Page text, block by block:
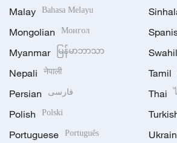
Malay Bahasa Melayu
Mongolian Монгол
Myanmar မြန်မာဘာသာ
Nepali नेपाली
Persian فارسی
Polish Polski
Portuguese Português
Tamil
Thai